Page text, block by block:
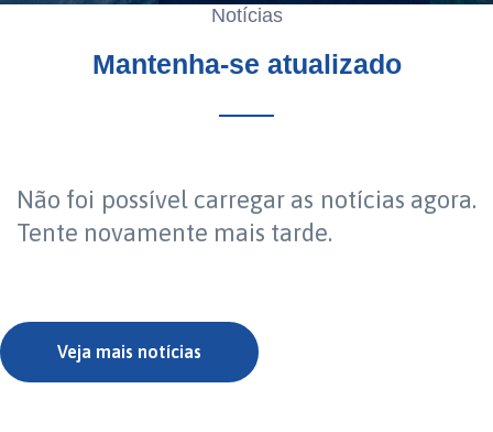
Notícias
Mantenha-se atualizado
Não foi possível carregar as notícias agora.
Tente novamente mais tarde.
Veja mais notícias